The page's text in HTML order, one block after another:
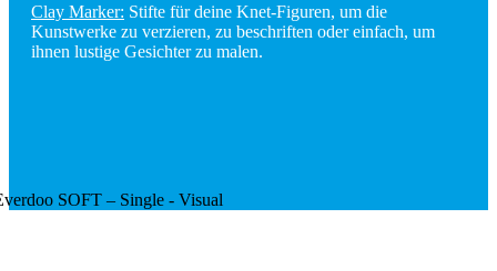
Clay Marker: Stifte für deine Knet-Figuren, um die
Kunstwerke zu verzieren, zu beschriften oder einfach, um
ihnen lustige Gesichter zu malen.